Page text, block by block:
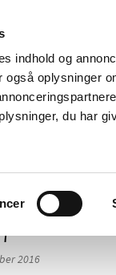
indhold og
oplysninger
du har
Tilskud og
2016